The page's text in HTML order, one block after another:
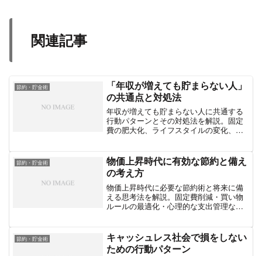
関連記事
節約・貯金術
「年収が増えても貯まらない人」
の共通点と対処法
年収が増えても貯まらない人に共通する
行動パターンとその対処法を解説。固定
費の肥大化、ライフスタイルの変化、支
す。
節約・貯金術
物価上昇時代に有効な節約と備え
の考え方
物価上昇時代に必要な節約術と将来に備
える思考法を解説。固定費削減・買い物
ルールの最適化・心理的な支出管理な
節約・貯金術
キャッシュレス社会で損をしない
ための行動パターン